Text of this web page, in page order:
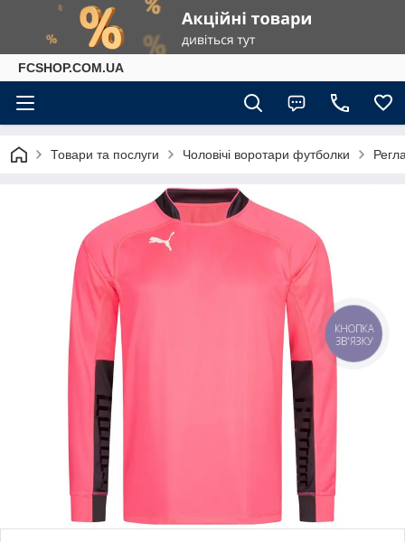
FCSHOP.COM.UA
Товари та послуги Чоловічі воротари футболки
КНОПКА
ЗВ'ЯЗКУ